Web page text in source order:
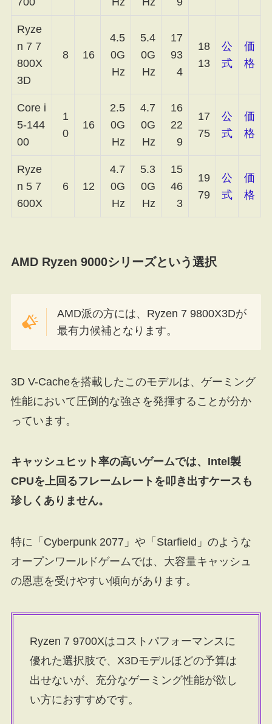
Ryze
n 7 7
800X
3D
8 16
4.5
0G
Hz
5.4
0G
Hz
17
93
4
18
13
公
式
価
格
Core i
5-144
00
1
0
16
2.5
0G
Hz
4.7
0G
Hz
16
22
9
17
75
公
式
価
格
Ryze
n 5 7
600X
6 12
4.7
0G
Hz
5.3
0G
Hz
15
46
3
19
79
公
式
価
格
AMD Ryzen 9000シリーズという選択
AMD派の方には、Ryzen 7 9800X3Dが
最有力候補となります。
3D V-Cacheを搭載したこのモデルは、ゲーミング
性能において圧倒的な強さを発揮することが分か
っています。
キャッシュヒット率の高いゲームでは、Intel製
CPUを上回るフレームレートを叩き出すケースも
珍しくありません。
特に「Cyberpunk 2077」や「Starfield」のような
オープンワールドゲームでは、大容量キャッシュ
の恩恵を受けやすい傾向があります。
Ryzen 7 9700Xはコストパフォーマンスに
優れた選択肢で、X3Dモデルほどの予算は
出せないが、充分なゲーミング性能が欲し
い方におすすめです。